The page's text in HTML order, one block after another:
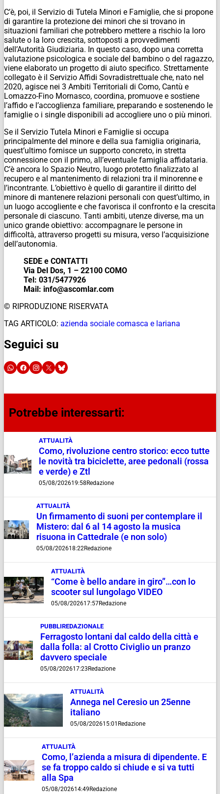
C’è, poi, il Servizio di Tutela Minori e Famiglie, che si propone
di garantire la protezione dei minori che si trovano in
situazioni familiari che potrebbero mettere a rischio la loro
salute o la loro crescita, sottoposti a provvedimenti
dell’Autorità Giudiziaria. In questo caso, dopo una corretta
valutazione psicologica e sociale del bambino o del ragazzo,
viene elaborato un progetto di aiuto specifico. Strettamente
collegato è il Servizio Affidi Sovradistrettuale che, nato nel
2020, agisce nei 3 Ambiti Territoriali di Como, Cantù e
Lomazzo-Fino Mornasco, coordina, promuove e sostiene
l’affido e l’accoglienza familiare, preparando e sostenendo le
famiglie o i single disponibili ad accogliere uno o più minori.
Se il Servizio Tutela Minori e Famiglie si occupa
principalmente del minore e della sua famiglia originaria,
quest’ultimo fornisce un supporto concreto, in stretta
connessione con il primo, all’eventuale famiglia affidataria.
C’è ancora lo Spazio Neutro, luogo protetto finalizzato al
recupero e al mantenimento di relazioni tra il minorenne e
l’incontrante. L’obiettivo è quello di garantire il diritto del
minore di mantenere relazioni personali con quest’ultimo, in
un luogo accogliente e che favorisca il confronto e la crescita
personale di ciascuno. Tanti ambiti, utenze diverse, ma un
unico grande obiettivo: accompagnare le persone in
difficoltà, attraverso progetti su misura, verso l’acquisizione
dell’autonomia.
SEDE e CONTATTI
Via Del Dos, 1 – 22100 COMO
Tel: 031/5477926
Mail: info@ascomlar.com
© RIPRODUZIONE RISERVATA
TAG ARTICOLO: azienda sociale comasca e lariana
Seguici su
Potrebbe interessarti:
ATTUALITÀ
Como, rivoluzione centro storico: ecco tutte
le novità tra biciclette, aree pedonali (rossa
e verde) e Ztl
05/08/202619:58 Redazione
ATTUALITÀ
Un firmamento di suoni per contemplare il
Mistero: dal 6 al 14 agosto la musica
risuona in Cattedrale (e non solo)
05/08/202618:22Redazione
ATTUALITÀ
“Come è bello andare in giro”…con lo
scooter sul lungolago VIDEO
05/08/202617:57Redazione
PUBBLIREDAZIONALE
Ferragosto lontani dal caldo della città e
dalla folla: al Crotto Civiglio un pranzo
davvero speciale
05/08/202617:23 Redazione
ATTUALITÀ
Annega nel Ceresio un 25enne
italiano
05/08/202615:01 Redazione
ATTUALITÀ
Como, l’azienda a misura di dipendente. E
se fa troppo caldo si chiude e si va tutti
alla Spa
05/08/202614:49 Redazione